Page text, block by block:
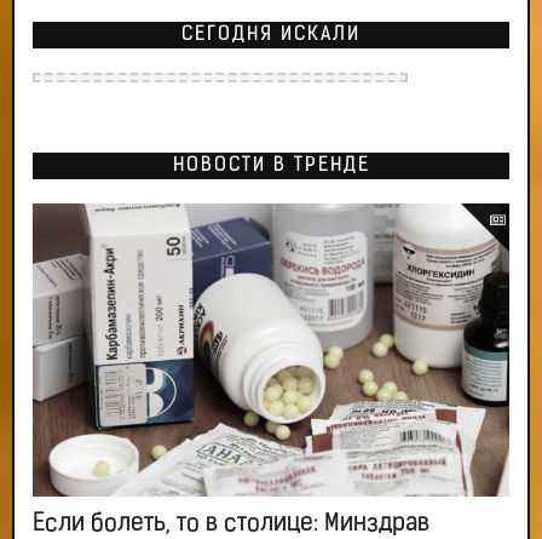
СЕГОДНЯ ИСКАЛИ
НОВОСТИ В ТРЕНДЕ
Если болеть, то в столице: Минздрав